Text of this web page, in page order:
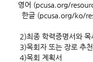
영어 (pcusa.org/
한글 (pcusa.org/ko/
2)최종 학력증명서와 목
3)목회자 또는 장로 추
4)목회 계획서